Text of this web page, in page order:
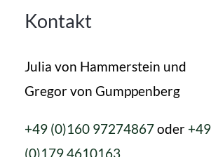
Kontakt
Julia von Hammerstein und
Gregor von Gumppenberg
+49 (0)160 97274867oder +49
(0)179 4610163